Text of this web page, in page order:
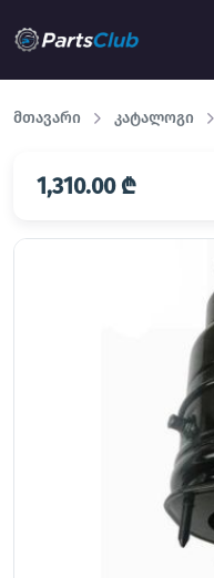
მთავარი კატალოგი
1,310.00 ₾